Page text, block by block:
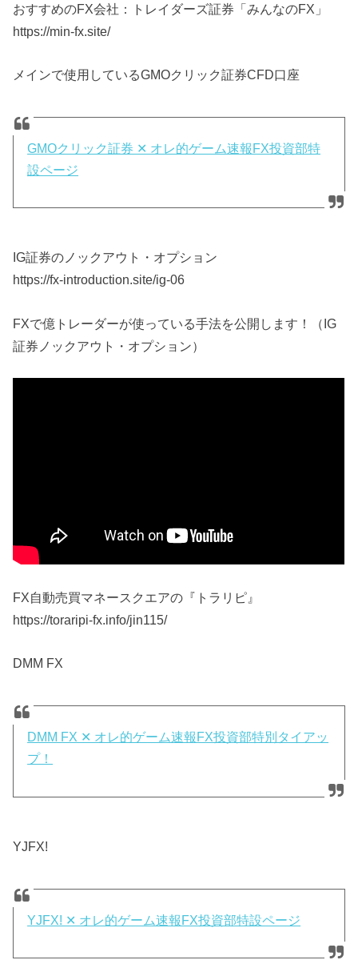
おすすめのFX会社：トレイダーズ証券「みんなのFX」
https://min-fx.site/
メインで使用しているGMOクリック証券CFD口座
GMOクリック証券 ✕ オレ的ゲーム速報FX投資部特
設ページ
IG証券のノックアウト・オプション
https://fx-introduction.site/ig-06
FXで億トレーダーが使っている手法を公開します！（IG
証券ノックアウト・オプション）
FX自動売買マネースクエアの『トラリピ』
https://toraripi-fx.info/jin115/
DMM FX
DMM FX ✕ オレ的ゲーム速報FX投資部特別タイアッ
プ！
YJFX!
YJFX! ✕ オレ的ゲーム速報FX投資部特設ページ